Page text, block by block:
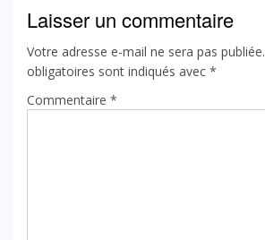
Laisser un commentaire
Votre adresse e-mail ne sera pas publiée.
obligatoires sont indiqués avec *
Commentaire *